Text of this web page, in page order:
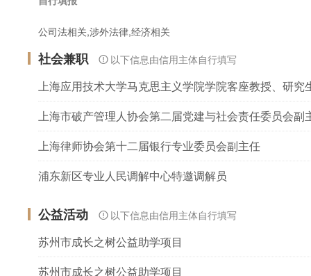
公司法相关,涉外法律,经济相关
社会兼职 以下信息由信用主体自行填写
上海应用技术大学马克思主义学院学院客座教授、研究
上海市破产管理人协会第二届党建与社会责任委员会副
上海律师协会第十二届银行专业委员会副主任
浦东新区专业人民调解中心特邀调解员
公益活动 以下信息由信用主体自行填写
苏州市成长之树公益助学项目
苏州市成长之树公益助学项目